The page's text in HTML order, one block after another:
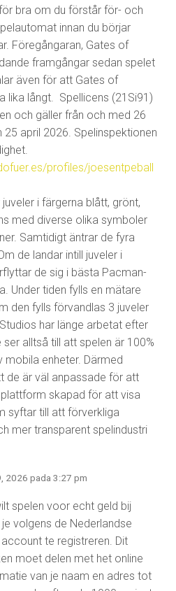
bra om du förstår för- och
innan du börjar
Föregångaran, Gates of
framgångar sedan spelet
även för att Gates of
lika långt. Spellicens (21Si91)
och gäller från och med 26
april 2026. Spelinspektionen
profiles/joesentpeball
i färgerna blått, grönt,
med diverse olika symboler
Samtidigt äntrar de fyra
de landar intill juveler i
de sig i bästa Pacman-
Under tiden fylls en mätare
den fylls förvandlas 3 juveler
har länge arbetat efter
ser alltså till att spelen är 100%
mobila enheter. Därmed
de är väl anpassade för att
skapad för att visa
syftar till att förverkliga
mer transparent spelindustri
2026 pada 3:27 pm
spelen voor echt geld bij
je volgens de Nederlandse
te registreren. Dit
moet delen met het online
van je naam en adres tot